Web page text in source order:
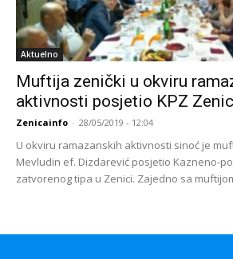
Aktuelno
Muftija zenički u okviru
aktivnosti posjetio KPZ
Zenicainfo - 28/05/2019 - 12:04
U okviru ramazanskih aktivnosti sinoć je
Mevludin ef. Dizdarević posjetio Kazneno-
zatvorenog tipa u Zenici. Zajedno sa